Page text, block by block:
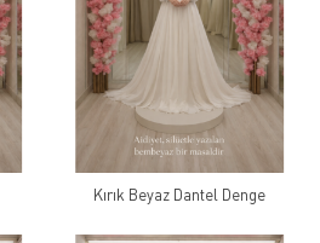
Kırık Beyaz Dantel Denge